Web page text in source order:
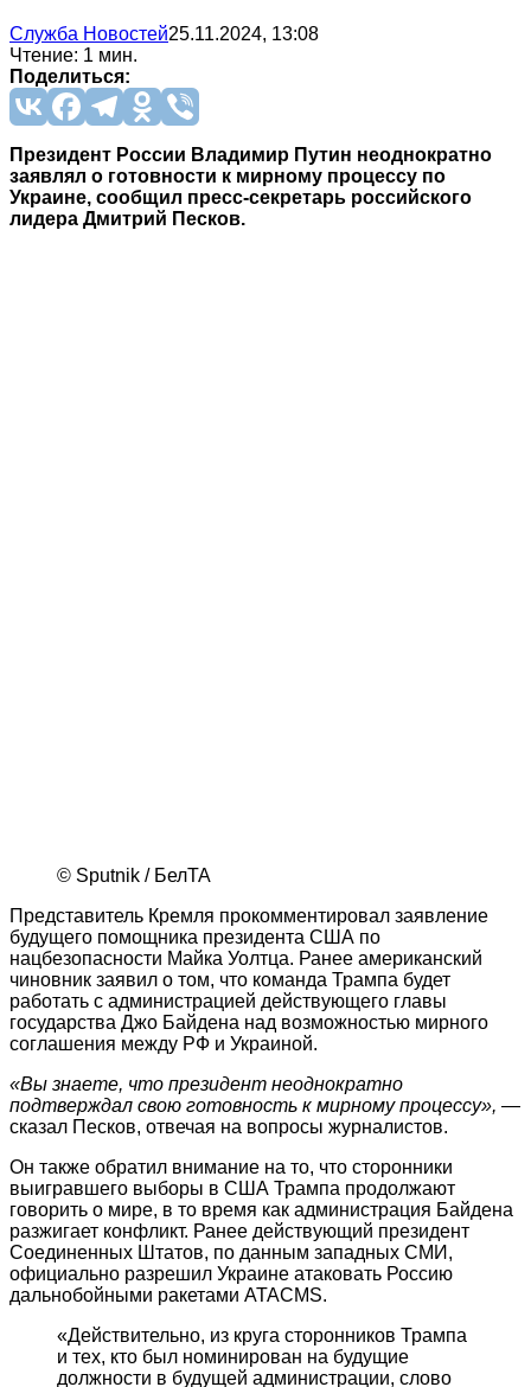
Служба Новостей25.11.2024, 13:08
Чтение: 1 мин.
Поделиться:
Президент России Владимир Путин неоднократно
заявлял о готовности к мирному процессу по
Украине, сообщил пресс-секретарь российского
лидера Дмитрий Песков.
© Sputnik / БелТА
Представитель Кремля прокомментировал заявление
будущего помощника президента США по
нацбезопасности Майка Уолтца. Ранее американский
чиновник заявил о том, что команда Трампа будет
работать с администрацией действующего главы
государства Джо Байдена над возможностью мирного
соглашения между РФ и Украиной.
«Вы знаете, что президент неоднократно
подтверждал свою готовность к мирному процессу», —
сказал Песков, отвечая на вопросы журналистов.
Он также обратил внимание на то, что сторонники
выигравшего выборы в США Трампа продолжают
говорить о мире, в то время как администрация Байдена
разжигает конфликт. Ранее действующий президент
Соединенных Штатов, по данным западных СМИ,
официально разрешил Украине атаковать Россию
дальнобойными ракетами ATACMS.
«Действительно, из круга сторонников Трампа
и тех, кто был номинирован на будущие
должности в будущей администрации, слово